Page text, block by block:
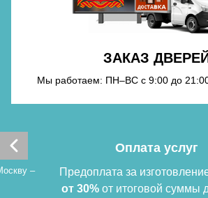
ЗАКАЗ
Мы работаем: ПН–ВС с 9:00 до
–
Оплата услуг
Предоплата за
от 30% от итоговой суммы